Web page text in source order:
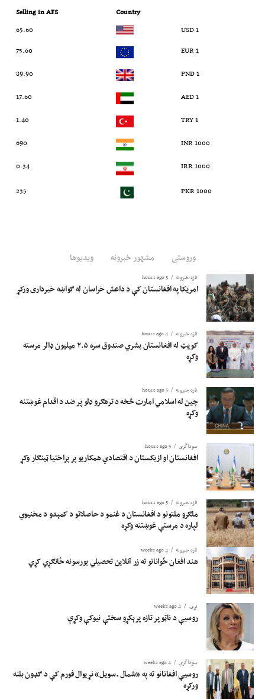
Country
Selling in AFS
1 USD
65.60
1 EUR
75.60
1 PND
89.90
1 AED
17.60
1 TRY
1.40
1000 INR
690
1000 IRR
0.34
1000 PKR
235
وروستی مشهور خبرونه ویدیوها
تازه خبرونه 3 hours ago
امریکا په افغانستان کې د داعش خراسان له ګواښه خبرداری ورکړ
تازه خبرونه 4 hours ago
کویټ له افغانستان بشري صندوق سره ۲.۵ میلیون ډالر مرسته
وکړه
تازه خبرونه 5 hours ago
چین له اسلامي امارت څخه د ترهګرو ډلو پر ضد د اقدام غوښتنه
وکړه
سوداگري 5 hours ago
افغانستان او ازبکستان د اقتصادي همکاریو پر پراختیا ټینګار وکړ
تازه خبرونه 5 hours ago
ملګرو ملتونو د افغانستان د غنمو د حاصلاتو د کمېدو د مخنیوي
لپاره د مرستې غوښتنه وکړه
تازه خبرونه 4 weeks ago
هند افغان ځوانانو ته زر آنلاین تحصیلي بورسونه ځانګړي کړي
نړۍ 4 weeks ago
روسیې د ناټو پر تازه پرېکړو سختې نیوکې وکړې
سوداگري 4 weeks ago
روسیې افغانانو ته په «شمال ـ سویل» نړیوال فورم کې د ګډون بلنه
ورکړه